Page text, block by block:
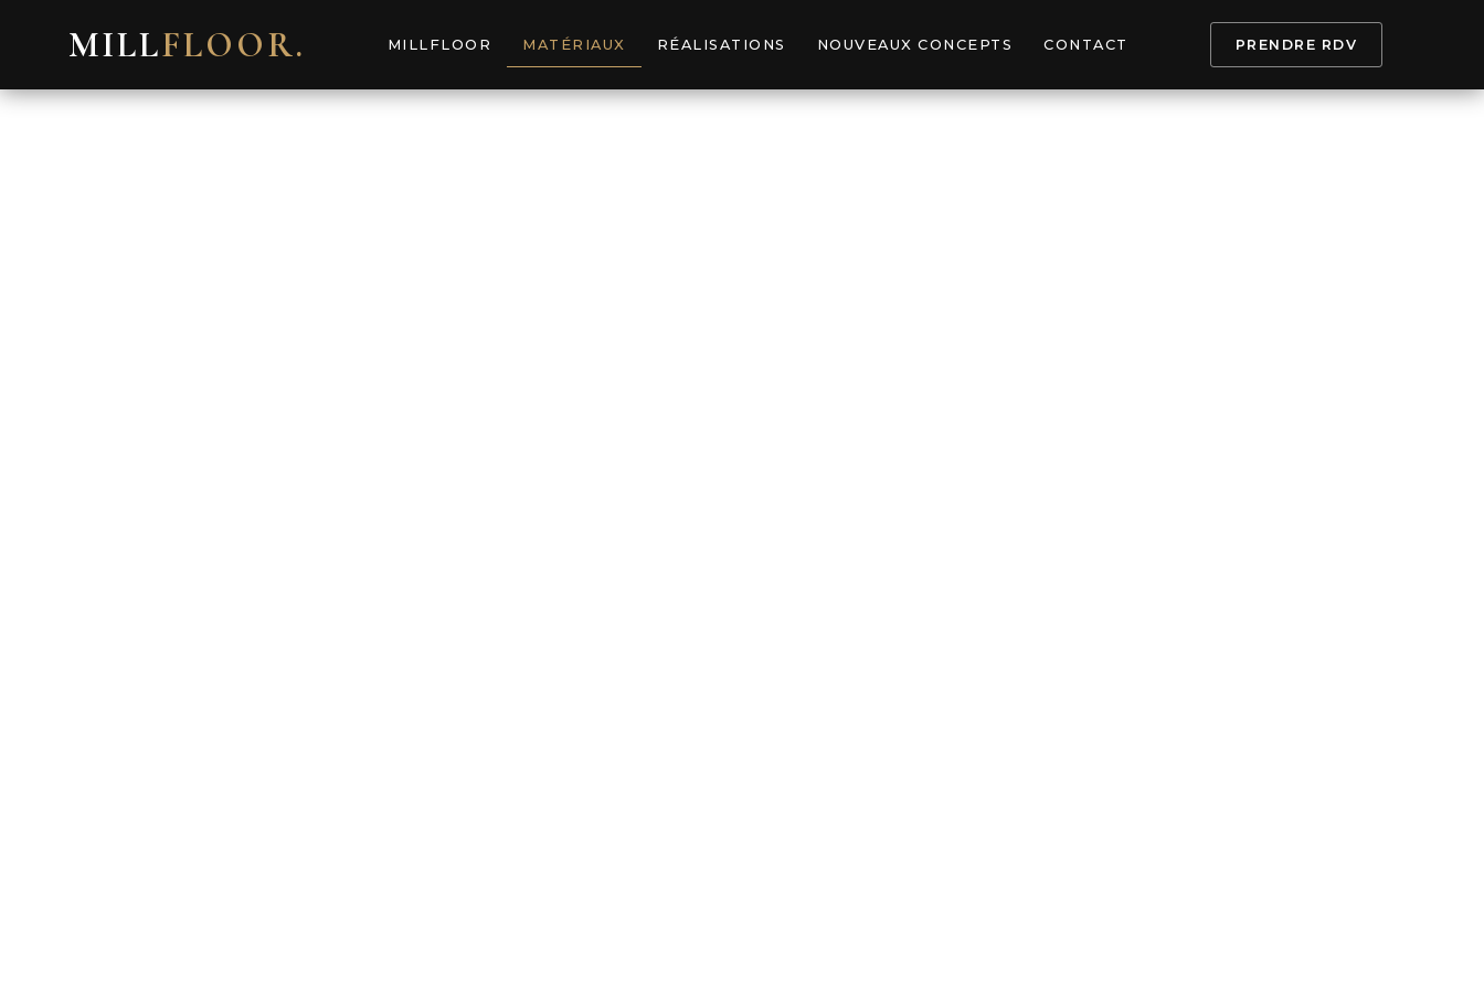
MILLFLOOR. MILLFLOOR MATÉRIAUX RÉALISATIONS NOUVEAUX CONCEPTS CONTACT PRENDRE RDV